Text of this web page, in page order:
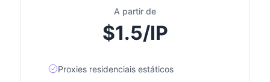
A partir de
$1.5/IP
Proxies residenciais estáticos